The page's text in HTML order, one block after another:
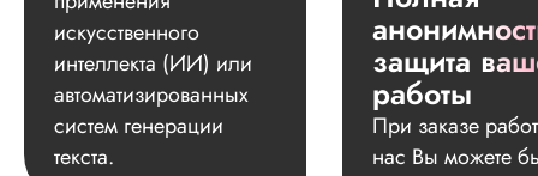
искусственного
интеллекта (ИИ) или
автоматизированных
систем генерации
текста.
защита
работы
При заказе
нас Вы можете